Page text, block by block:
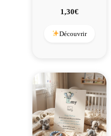
1,30€
Découvrir